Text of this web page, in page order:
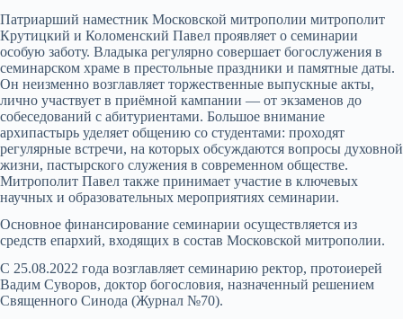
Патриарший наместник Московской митрополии митрополит
Крутицкий и Коломенский Павел проявляет о семинарии
особую заботу. Владыка регулярно совершает богослужения в
семинарском храме в престольные праздники и памятные даты.
Он неизменно возглавляет торжественные выпускные акты,
лично участвует в приёмной кампании — от экзаменов до
собеседований с абитуриентами. Большое внимание
архипастырь уделяет общению со студентами: проходят
регулярные встречи, на которых обсуждаются вопросы духовной
жизни, пастырского служения в современном обществе.
Митрополит Павел также принимает участие в ключевых
научных и образовательных мероприятиях семинарии.
Основное финансирование семинарии осуществляется из
средств епархий, входящих в состав Московской митрополии.
С 25.08.2022 года возглавляет семинарию ректор, протоиерей
Вадим Суворов, доктор богословия, назначенный решением
Священного Синода (Журнал №70).